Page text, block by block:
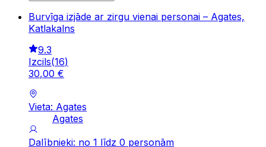
Burvīga izjāde ar zirgu vienai personai – Agates,
Katlakalns
9.3
Izcils(16)
30,00 €
Vieta: Agates
Agates
Dalībnieki: no 1 līdz 0 personām